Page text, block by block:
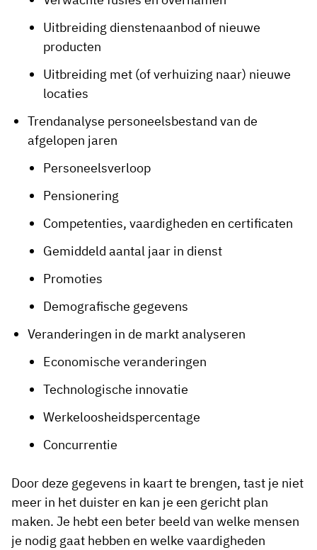
Uitbreiding dienstenaanbod of nieuwe
producten
Uitbreiding met (of verhuizing naar) nieuwe
locaties
Trendanalyse personeelsbestand van de
afgelopen jaren
Personeelsverloop
Pensionering
Competenties, vaardigheden en certificaten
Gemiddeld aantal jaar in dienst
Promoties
Demografische gegevens
Veranderingen in de markt analyseren
Economische veranderingen
Technologische innovatie
Werkeloosheidspercentage
Concurrentie
Door deze gegevens in kaart te brengen, tast je niet
meer in het duister en kan je een gericht plan
maken. Je hebt een beter beeld van welke mensen
je nodig gaat hebben en welke vaardigheden